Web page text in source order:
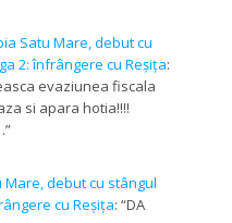
Satu Mare, debut cu
2: înfrângere cu Reșița:
evaziunea fiscala
si apara hotia!!!!
”
Mare, debut cu stângul
cu Reșița: “DA